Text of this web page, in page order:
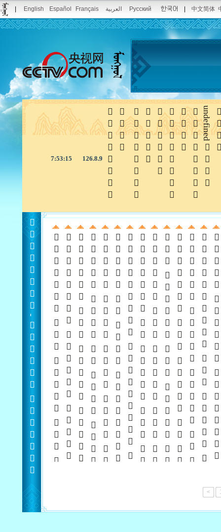
English Español Français العربية Русский 中文简体
7:53:16 126.8.9

 undefined






 -                  <